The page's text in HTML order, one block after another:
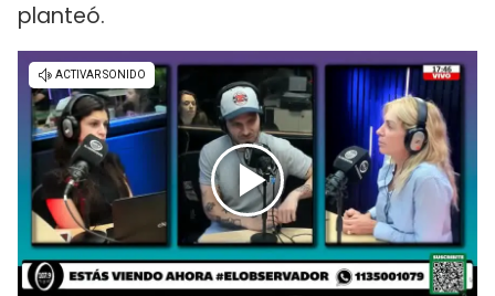
planteó.